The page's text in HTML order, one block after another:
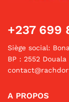
+237 699
Siège social:
BP : 2552 Douala
A PROPOS